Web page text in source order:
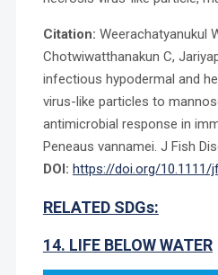
Citation: Weerachatyanukul
Chotwiwatthanakun C,
infectious hypodermal and
virus-like particles to
antimicrobial response in
Peneaus vannamei. J Fish
DOI: https://doi.org/10.1111/
RELATED SDGs:
14. LIFE BELOW WATER